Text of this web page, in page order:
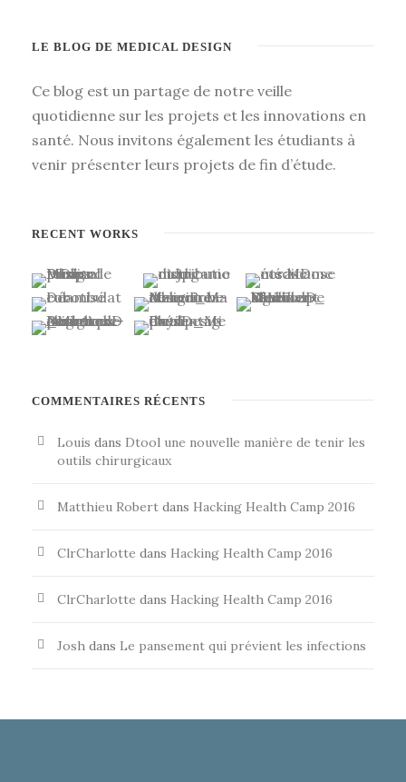
LE BLOG DE MEDICAL DESIGN
Ce blog est un partage de notre veille
quotidienne sur les projets et les innovations en
santé. Nous invitons également les étudiants à
venir présenter leurs projets de fin d’étude.
RECENT WORKS
COMMENTAIRES RÉCENTS
Louis dans Dtool une nouvelle manière de tenir les
outils chirurgicaux
Matthieu Robert dans Hacking Health Camp 2016
ClrCharlotte dans Hacking Health Camp 2016
ClrCharlotte dans Hacking Health Camp 2016
Josh dans Le pansement qui prévient les infections